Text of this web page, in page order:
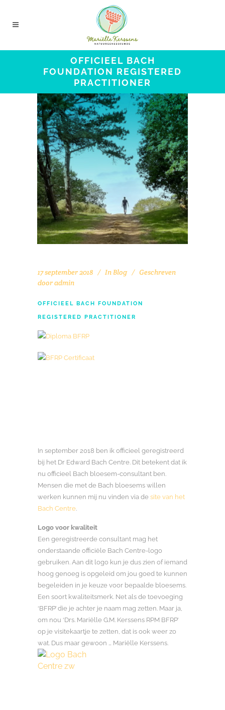
OFFICIEEL BACH
FOUNDATION REGISTERED
PRACTITIONER
17 september 2018 In Blog
Geschreven
dooradmin
OFFICIEEL BACH FOUNDATION
REGISTERED PRACTITIONER
In september 2018 ben ik officieel geregistreerd
bij het Dr Edward Bach Centre. Dit betekent dat ik
nu officieel Bach bloesem-consultant ben.
Mensen die met de Bach bloesems willen
werken kunnen mij nu vinden via de site van het
Bach Centre.
Logo voor kwaliteit
Een geregistreerde consultant mag het
onderstaande officiële Bach Centre-logo
gebruiken. Aan dit logo kun je dus zien of iemand
hoog genoeg is opgeleid om jou goed te kunnen
begeleiden in je keuze voor bepaalde bloesems.
Een soort kwaliteitsmerk. Net als de toevoeging
‘BFRP’ die je achter je naam mag zetten. Maar ja,
om nou ‘Drs. Mariëlle G.M. Kerssens RPM BFRP’
op je visitekaartje te zetten, dat is ook weer zo
wat. Dus maar gewoon … Mariëlle Kerssens.